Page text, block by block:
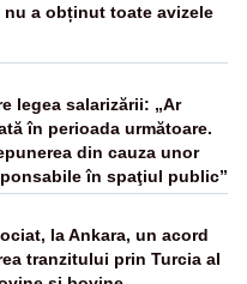
nu a obținut toate avizele
legea salarizării: „Ar
în perioada următoare.
din cauza unor
în spaţiul public”
la Ankara, un acord
tranzitului prin Turcia al